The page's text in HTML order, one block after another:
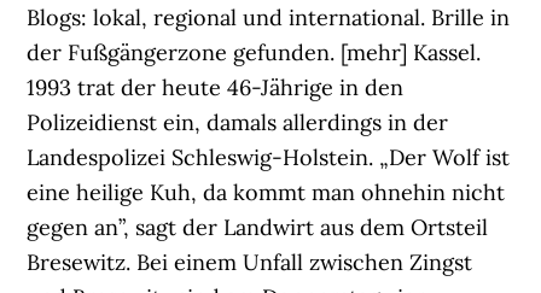
Blogs: lokal, regional und international. Brille in
der Fußgängerzone gefunden. [mehr] Kassel.
1993 trat der heute 46-Jährige in den
Polizeidienst ein, damals allerdings in der
Landespolizei Schleswig-Holstein. „Der Wolf ist
eine heilige Kuh, da kommt man ohnehin nicht
gegen an”, sagt der Landwirt aus dem Ortsteil
Bresewitz. Bei einem Unfall zwischen Zingst